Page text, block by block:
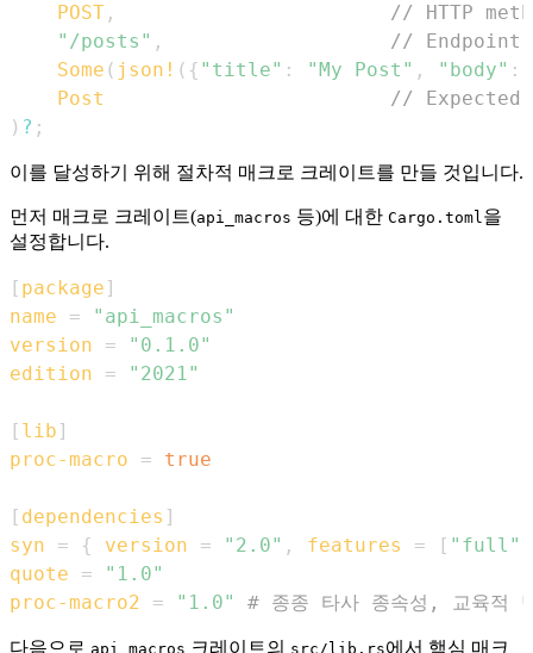
POST ,
// HTTP
"/posts" ,
// Endpoint
Some ( json! ( { "title" : "My Post" , "body" :
Post
// Expected
) ? ;
이를 달성하기 위해 절차적 매크로 크레이트를 만들 것입니다.
먼저 매크로 크레이트(api_macros 등)에 대한 Cargo.toml을
설정합니다.
[ package ]
name
=
"api_macros"
version
=
"0.1.0"
edition
= "2021"
[ lib ]
proc-macro
= true
[ dependencies ]
syn
= { version = "2.0" , features = [ "full"
quote
=
"1.0"
proc-macro2
= "1.0" # 종종 타사 종속성, 교육적
다음으로 api_macros 크레이트의 src/lib.rs에서 핵심 매크